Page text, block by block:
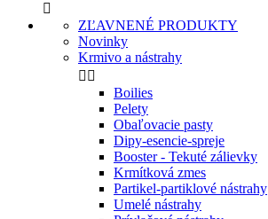

ZĽAVNENÉ PRODUKTY
Novinky
Krmivo a nástrahy
 
Boilies
Pelety
Obaľovacie pasty
Dipy-esencie-spreje
Booster - Tekuté zálievky
Krmítková zmes
Partikel-partiklové nástrahy
Umelé nástrahy